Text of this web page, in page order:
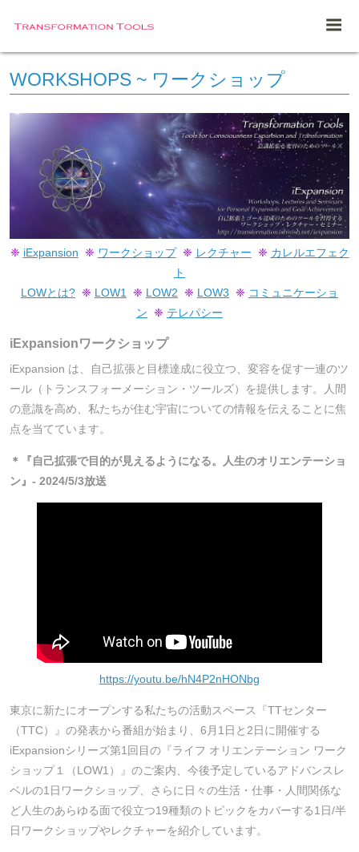
WORKSHOPS ~ ワークショップ
❈ iExpansion ❈ ワークショップ ❈ レクチャー ❈ カレルエフェク
ト
LOWとは? ❈ LOW1 ❈ LOW2 ❈ LOW3 ❈ コミュニケーショ
ン ❈ テレパシー
iExpansionワークショップ
iExpansion は、自己拡張と目標達成に役立つ、変容を促す一連のツ
ール（トランスフォーメーション・ツールズ）を提供します。人間
の意識を高め、私たちが住む宇宙についての情報を伝えることに焦
点を当てています。
＊『自己拡張で目的が見えるようになる。人生のオリエンテーショ
ン』- 2024/5/3放送
https://youtu.be/hN4P2nHONbg
東京に新たにオープンする私たちの活動スペース『TTセンター
（TTC）』の発表から番組が始まり、6月1日と2日に開催する
iExpansionシリーズ第1回目の『ライフ オリエンテーション ワーク
ショップ１（LOW1）』のご案内、今後予定しているアドバンスレ
ベルの1日ワークショップ、さらに日々の生活・仕事・人間関係な
ど人生のあらゆる面で役立つ19種類のトピックをカバーする1日/半
日ワークショップやレクチャーを紹介しています。